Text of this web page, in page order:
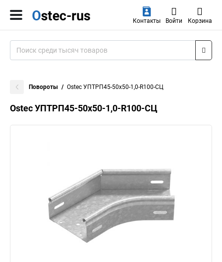
Контакты Войти Корзина
Повороты Ostec УПТРП45-50х50-1,0-R100-СЦ
Ostec УПТРП45-50х50-1,0-R100-СЦ